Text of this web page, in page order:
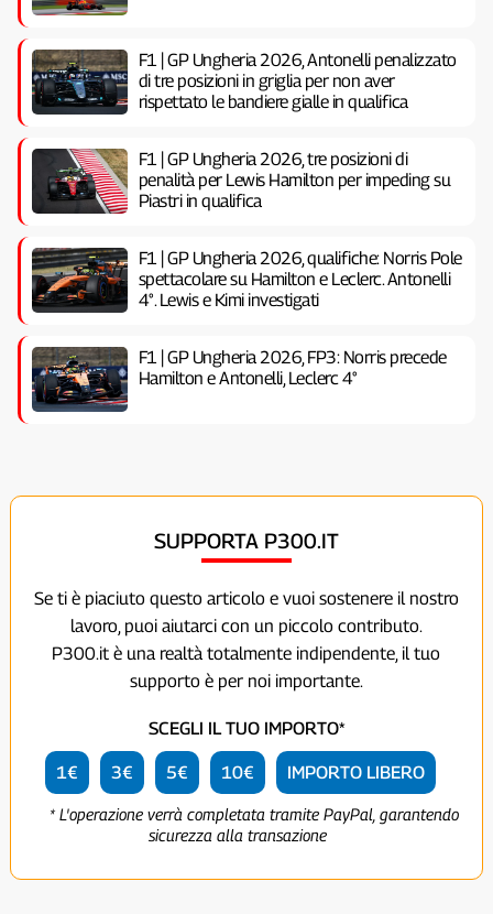
F1 | GP Ungheria 2026, Antonelli penalizzato
di tre posizioni in griglia per non aver
rispettato le bandiere gialle in qualifica
F1 | GP Ungheria 2026, tre posizioni di
penalità per Lewis Hamilton per impeding su
Piastri in qualifica
F1 | GP Ungheria 2026, qualifiche: Norris Pole
spettacolare su Hamilton e Leclerc. Antonelli
4°. Lewis e Kimi investigati
F1 | GP Ungheria 2026, FP3: Norris precede
Hamilton e Antonelli, Leclerc 4°
SUPPORTA P300.IT
Se ti è piaciuto questo articolo e vuoi sostenere il nostro
lavoro, puoi aiutarci con un piccolo contributo.
P300.it è una realtà totalmente indipendente, il tuo
supporto è per noi importante.
SCEGLI IL TUO IMPORTO*
1€ 3€ 5€ 10€ IMPORTO LIBERO
* L'operazione verrà completata tramite PayPal, garantendo
sicurezza alla transazione